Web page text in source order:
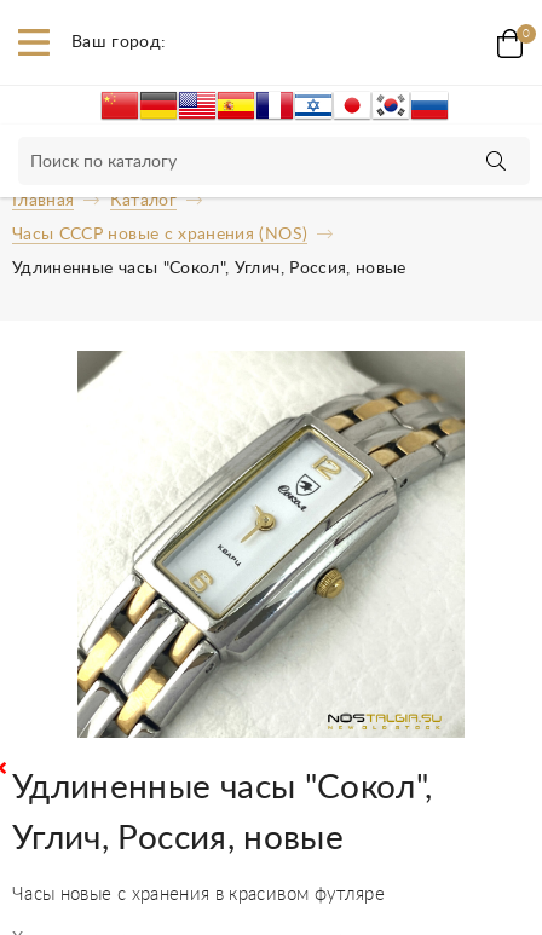
Ваш город: 0
Главная
Каталог
Часы СССР новые с хранения (NOS)
Удлиненные часы "Сокол", Углич, Россия, новые
Удлиненные часы "Сокол",
Углич, Россия, новые
Часы новые с хранения в красивом футляре